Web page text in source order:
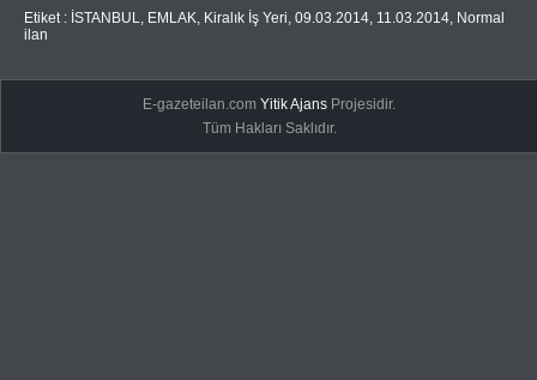
Etiket : İSTANBUL, EMLAK, Kiralık İş Yeri, 09.03.2014, 11.03.2014, Normal
ilan
E-gazeteilan.comYitik Ajans Projesidir.
Tüm Hakları Saklıdır.